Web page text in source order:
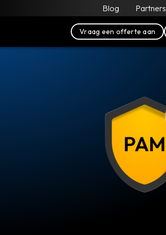
Blog Partners
Vraag een offerte aan